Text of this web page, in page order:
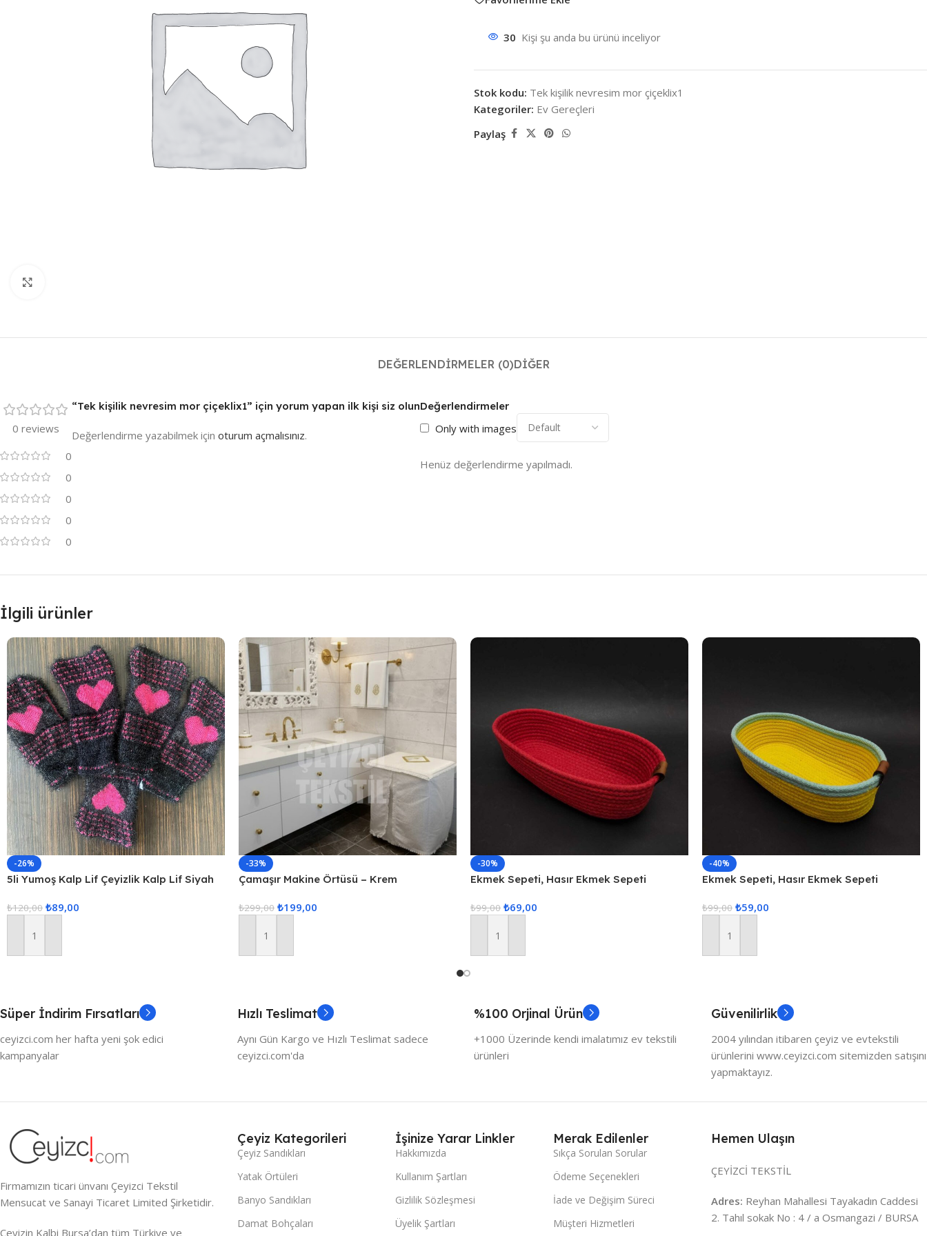
30 Kişi şu anda bu ürünü inceliyor
Stok kodu: Tek kişilik nevresim mor çiçeklix1
Kategoriler: Ev Gereçleri
Paylaş
DEĞERLENDIRMELER (0)DIĞER
0 reviews
0
0
0
0
0
Değerlendirmeler
Only with images
Henüz değerlendirme yapılmadı.
“Tek kişilik nevresim mor çiçeklix1” için yorum yapan ilk kişi siz olun
Değerlendirme yazabilmek için oturum açmalısınız.
İlgili ürünler
-26%
5li Yumoş Kalp Lif Çeyizlik Kalp Lif Siyah
₺120,00 ₺89,00
Sepete Ekle
-33%
Çamaşır Makine Örtüsü – Krem
₺299,00 ₺199,00
Sepete Ekle
-30%
Ekmek Sepeti, Hasır Ekmek Sepeti
₺99,00 ₺69,00
Sepete Ekle
-40%
Ekmek Sepeti, Hasır Ekmek Sepeti
₺99,00 ₺59,00
Sepete Ekle
Süper İndirim Fırsatları
ceyizci.com her hafta yeni şok edici
kampanyalar
Hızlı Teslimat
Aynı Gün Kargo ve Hızlı Teslimat sadece
ceyizci.com'da
%100 Orjinal Ürün
+1000 Üzerinde kendi imalatımız ev tekstili
ürünleri
Güvenilirlik
2004 yılından itibaren çeyiz ve evtekstili
ürünlerini www.ceyizci.com sitemizden satışını
yapmaktayız.
Firmamızın ticari ünvanı Çeyizci Tekstil
Mensucat ve Sanayi Ticaret Limited Şirketidir.
Çeyizin Kalbi Bursa’dan tüm Türkiye ve
Çeyiz Kategorileri
Çeyiz Sandıkları
Yatak Örtüleri
Banyo Sandıkları
Damat Bohçaları
İşinize Yarar Linkler
Hakkımızda
Kullanım Şartları
Gizlilik Sözleşmesi
Üyelik Şartları
Merak Edilenler
Sıkça Sorulan Sorular
Ödeme Seçenekleri
İade ve Değişim Süreci
Müşteri Hizmetleri
Hemen Ulaşın
ÇEYİZCİ TEKSTİL
Adres: Reyhan Mahallesi Tayakadın Caddesi
2. Tahıl sokak No : 4 / a Osmangazi / BURSA